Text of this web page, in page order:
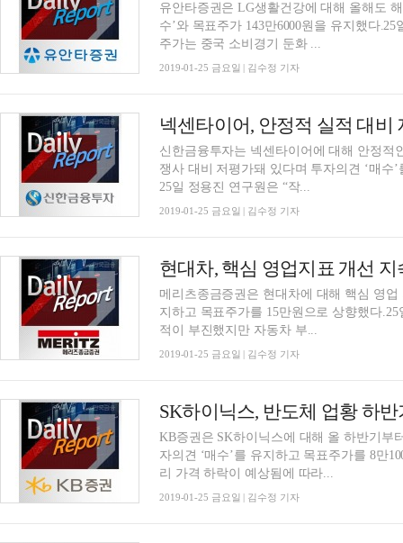
유안타증권은 LG생활건강에 대해 올해도
수’와 목표주가 143만6000원을 유지했다
주가는 중국 소비경기 둔화 ...
2019-01-25 금요일 | 김수정 기자
넥센타이어, 안정적 실적 대
신한금융투자는 넥센타이어에 대해 안정
쟁사 대비 저평가돼 있다며 투자의견 ‘매수
25일 정용진 연구원은 “작...
2019-01-25 금요일 | 김수정 기자
현대차, 핵심 영업지표 개선
메리츠종금증권은 현대차에 대해 핵심 영
지하고 목표주가를 15만원으로 상향했다
적이 부진했지만 자동차 부...
2019-01-25 금요일 | 김수정 기자
KB증권은 SK하이닉스에 대해 올 하반기부
자의견 ‘매수’를 유지하고 목표주가를 8만
리 가격 하락이 예상됨에 따라...
2019-01-25 금요일 | 김수정 기자